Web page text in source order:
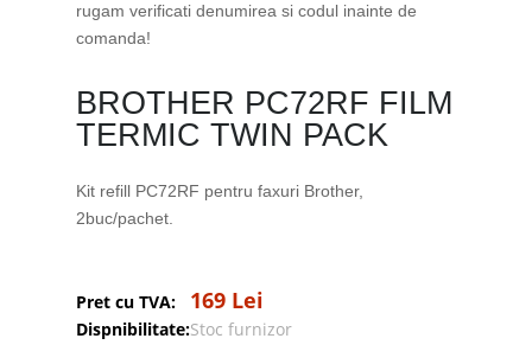
rugam verificati denumirea si codul inainte de
comanda!
BROTHER PC72RF FILM
TERMIC TWIN PACK
Kit refill PC72RF pentru faxuri Brother,
2buc/pachet.
Pret cu TVA: 169 Lei
Dispnibilitate:Stoc furnizor